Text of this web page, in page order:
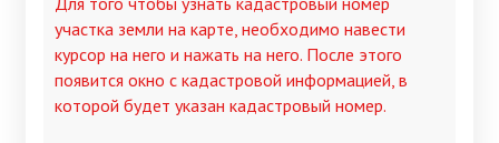
участка земли на карте, необходимо навести
курсор на него и нажать на него. После этого
появится окно с кадастровой информацией, в
которой будет указан кадастровый номер.